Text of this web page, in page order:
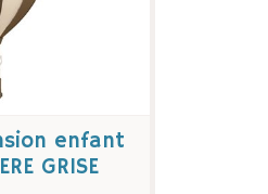
enfant
GRISE